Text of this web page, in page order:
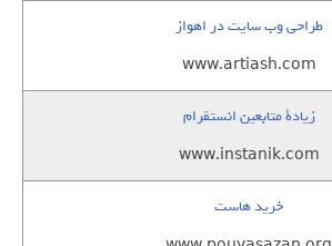
طراحی وب سایت در اهواز
www.artiash.com
زيادة متابعين انستقرام
www.instanik.com
خرید هاست